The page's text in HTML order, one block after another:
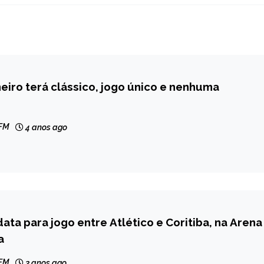
terá clássico, jogo único e nenhuma
4 anos ago
para jogo entre Atlético e Coritiba, na Arena